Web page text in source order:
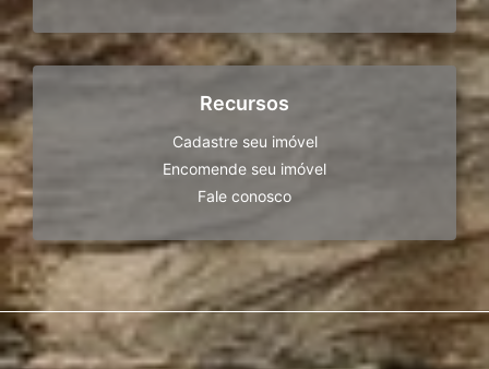
Recursos
Cadastre seu imóvel
Encomende seu imóvel
Fale conosco